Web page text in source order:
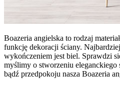
Boazeria angielska to rodzaj
funkcję dekoracji ściany.
wykończeniem jest biel. Sprawdzi
myślimy o stworzeniu eleganckiego
bądź przedpokoju nasza Boazeria